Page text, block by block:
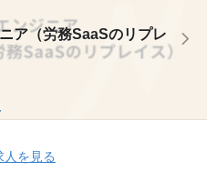
ア（労務SaaSのリプレ
人を見る